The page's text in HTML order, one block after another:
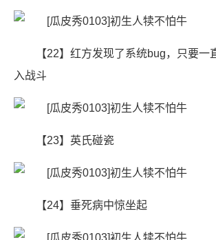
【22】红方发现了系统bug，只要一
入战斗
【23】英氏碰瓷
【24】垂死病中惊坐起